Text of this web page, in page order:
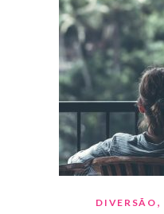
DIVERSÃO ,